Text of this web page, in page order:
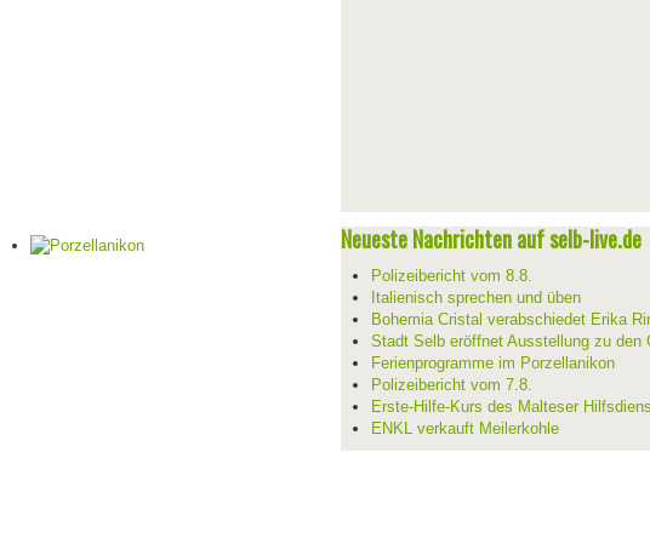
Neueste Nachrichten auf selb-live.de
Polizeibericht vom 8.8.
Italienisch sprechen und üben
Bohemia Cristal verabschiedet Erika
Stadt Selb eröffnet Ausstellung zu den
Ferienprogramme im Porzellanikon
Polizeibericht vom 7.8.
Erste-Hilfe-Kurs des Malteser
ENKL verkauft Meilerkohle